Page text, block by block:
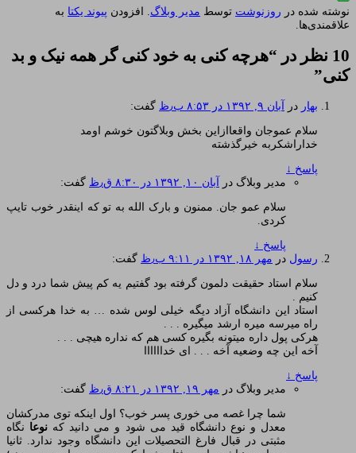
نوشته شده در روزنوشت توسط مدیر وبلاگ. افزودن پیوند یکتا به
علاقمندی‌ها.
10 نظر در “
هرچه کنی به خود کنی گر همه نیک و بد
کنی”
بهار در آبان ۹, ۱۳۹۲ در ۸:۵۳ ب٫ظ گفت:
سلام عموجان واقعاازاین بخش وبلاگتون خوشم اومد
خداراشکربه خیرگذشته
پاسخ ↓
مدیر وبلاگ در آبان ۱۰, ۱۳۹۲ در ۸:۳۰ ق٫ظ گفت:
سلام عمو جان. ممنون و بارک الله به تو که اینقدر خوب تایپ
کردی.
پاسخ ↓
رسول در مهر ۱۸, ۱۳۹۲ در ۹:۱۱ ب٫ظ گفت:
سلام استاد حقیقت دلمون گرفته بود گفتیم یه کم پیش شما درد و دل
کنیم .
استاد این دانشگاه آزاد دیگه خیلی لوس شده … به خدا هرکسی از
راه میرسه میره ارشد میگیره . . .
هرکی پول داره میتونه بگیره کسی هم که نداره هیچی . . .
آخه این چه وضعیه آخه . . . ای خداااااا
پاسخ ↓
مدیر وبلاگ در مهر ۱۹, ۱۳۹۲ در ۸:۲۱ ق٫ظ گفت:
شما چرا غصه می خوری پسر خوب؟ اول اینکه توی مدرکشان
معدل و نوع دانشگاه قید می شود و می دانید که نوعا نگاه
مثبتی در قبال فارغ التحصیلات این دانشگاه وجود ندارد. ثانیا